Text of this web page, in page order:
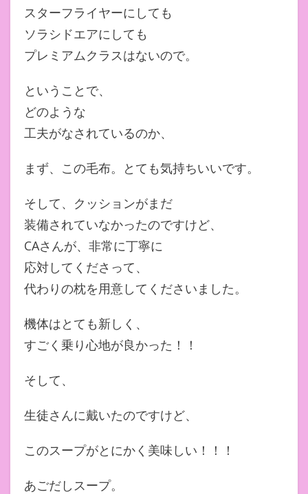
スターフライヤーにしても
ソラシドエアにしても
プレミアムクラスはないので。
ということで、
どのような
工夫がなされているのか、
まず、この毛布。とても気持ちいいです。
そして、クッションがまだ
装備されていなかったのですけど、
CAさんが、非常に丁寧に
応対してくださって、
代わりの枕を用意してくださいました。
機体はとても新しく、
すごく乗り心地が良かった！！
そして、
生徒さんに戴いたのですけど、
このスープがとにかく美味しい！！！
あごだしスープ。